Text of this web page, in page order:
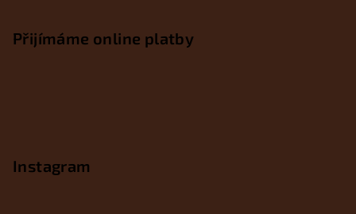
Přijímáme online platby
Instagram